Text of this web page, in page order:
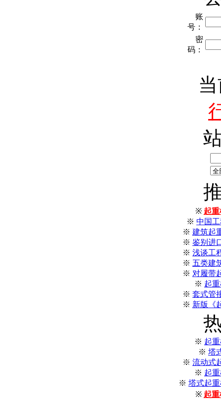
账
号：
密
码：
※ 起
※ 中国
※ 建筑起
※ 鉴别进
※ 浅谈工
※ 五类建
※ 对履带
※ 起
※ 套式管
※ 新版《
※ 起
※ 塔
※ 流动式
※ 起
※ 塔式起
※ 起